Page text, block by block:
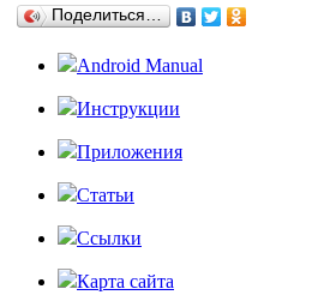
Поделиться…
Android Manual
Инструкции
Приложения
Статьи
Ссылки
Карта сайта